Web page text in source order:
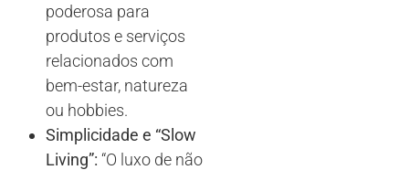
poderosa para
produtos e serviços
relacionados com
bem-estar, natureza
ou hobbies.
Simplicidade e “Slow
Living”: “O luxo de não